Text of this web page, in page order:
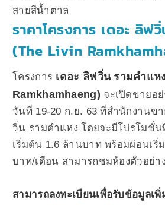
สายสีน้ำตาล
ราคาโครงการ เดอะ ลิฟ
(The Livin
โครงการ เดอะ ลิฟวิ่น รามคำแห
Ramkhamhaeng) จะเปิดขายอ
วันที่ 19-20 ก.ย. 63 ที่สำนักงานขา
วิ่น รามคำแหง โดยจะมีโปรโมชั่น
เริ่มต้น 1.6 ล้านบาท พร้อมผ่อนเริ่
บาท/เดือน สามารถชมห้องตัวอย่า
สามารถลงทะเบียนเพื่อรับข้อมูลเพิ่